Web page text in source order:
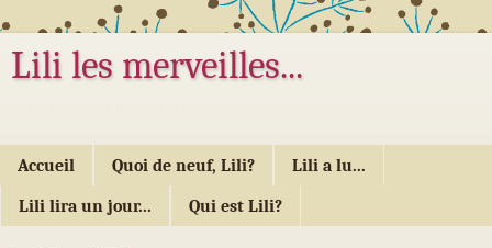
Lili les merveilles...
Accueil Quoi de neuf, Lili? Lili a lu...
Lili lira un jour... Qui est Lili?